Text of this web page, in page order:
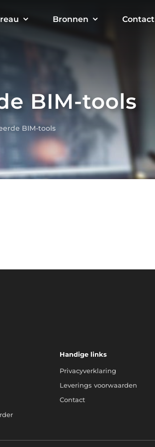
Bronnen Contact
BIM-tools
BIM-tools
Handige links
Privacyverklaring
Leverings voorwaarden
Contact